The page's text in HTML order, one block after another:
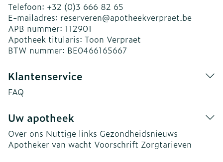
Telefoon: +32 (0)3 666 82 65
E-mailadres: reserveren@apotheekverpraet.be
APB nummer: 112901
Apotheek titularis: Toon Verpraet
BTW nummer: BE0466165667
Klantenservice
FAQ
Uw apotheek
Over ons Nuttige links Gezondheidsnieuws
Apotheker van wacht Voorschrift Zorgtarieven